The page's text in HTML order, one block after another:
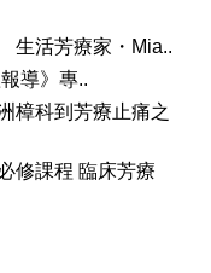
生活芳療家・Mia..
導》專..
樟科到芳療止痛之
修課程 臨床芳療